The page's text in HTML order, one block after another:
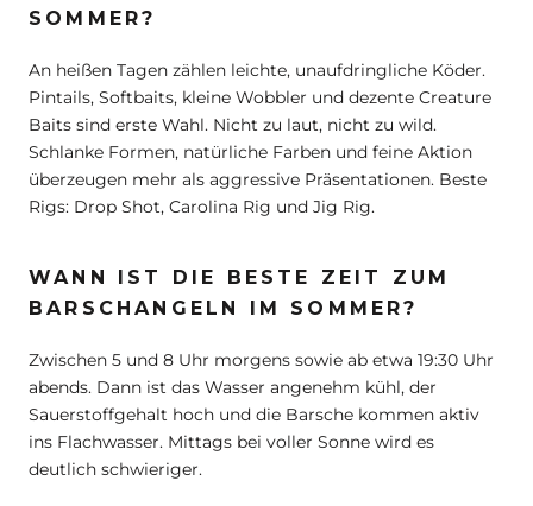
SOMMER?
An heißen Tagen zählen leichte, unaufdringliche Köder.
Pintails, Softbaits, kleine Wobbler und dezente Creature
Baits sind erste Wahl. Nicht zu laut, nicht zu wild.
Schlanke Formen, natürliche Farben und feine Aktion
überzeugen mehr als aggressive Präsentationen. Beste
Rigs: Drop Shot, Carolina Rig und Jig Rig.
WANN IST DIE BESTE ZEIT ZUM
BARSCHANGELN IM SOMMER?
Zwischen 5 und 8 Uhr morgens sowie ab etwa 19:30 Uhr
abends. Dann ist das Wasser angenehm kühl, der
Sauerstoffgehalt hoch und die Barsche kommen aktiv
ins Flachwasser. Mittags bei voller Sonne wird es
deutlich schwieriger.